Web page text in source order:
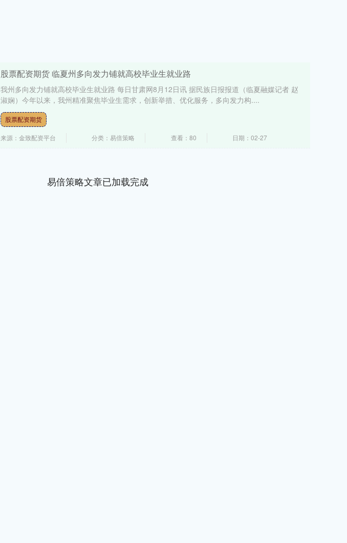
股票配资期货 临夏州多向发力铺就高校毕业生就业路
我州多向发力铺就高校毕业生就业路 每日甘肃网8月12日讯 据民族日报报道（临夏融媒记者 赵
淑娴）今年以来，我州精准聚焦毕业生需求，创新举措、优化服务，多向发力构....
股票配资期货
来源：金致配资平台 分类：易倍策略 查看：80 日期：02-27
易倍策略文章已加载完成